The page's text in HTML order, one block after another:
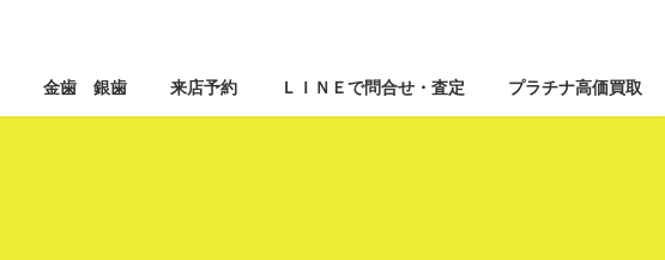
金歯 銀歯 来店予約 ＬＩＮＥで問合せ・査定 プラチナ高価買取